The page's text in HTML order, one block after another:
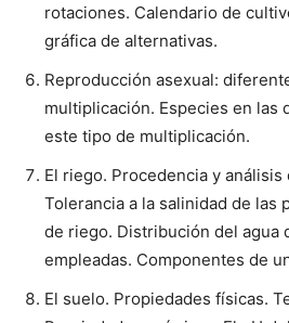
rotaciones. Calendario de
gráfica de alternativas.
Reproducción asexual:
multiplicación. Especies en las
este tipo de multiplicación.
El riego. Procedencia y análisis
Tolerancia a la salinidad de las
de riego. Distribución del agua
empleadas. Componentes de
El suelo. Propiedades físicas.